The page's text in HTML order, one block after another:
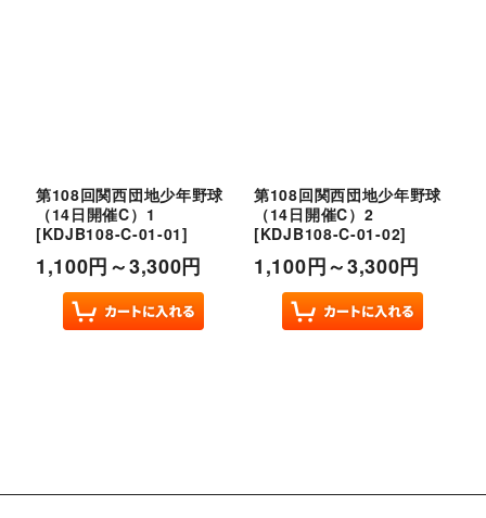
第108回関西団地少年野球
（14日開催C）1
[KDJB108-C-01-01]
1,100円～3,300円
第108回関西団地少年野球
（14日開催C）2
[KDJB108-C-01-02]
1,100円～3,300円